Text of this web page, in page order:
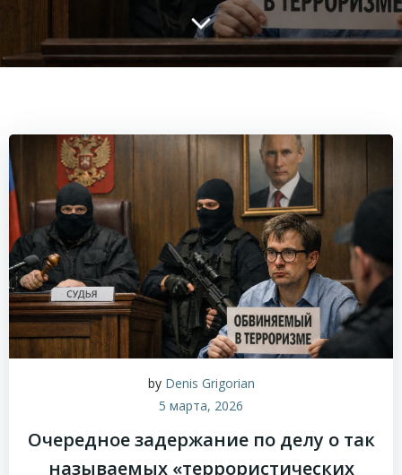
by Denis Grigorian
5 марта, 2026
Очередное задержание по делу о так
называемых «террористических